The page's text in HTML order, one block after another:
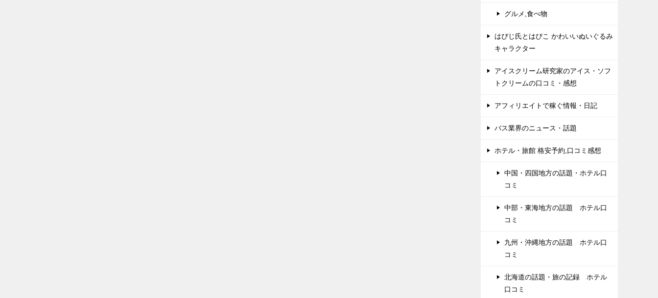
グルメ,食べ物
はぴじ氏とはぴこ かわいいぬいぐるみ
キャラクター
アイスクリーム研究家のアイス・ソフ
トクリームの口コミ・感想
アフィリエイトで稼ぐ情報・日記
バス業界のニュース・話題
ホテル・旅館 格安予約,口コミ感想
中国・四国地方の話題・ホテル口
コミ
中部・東海地方の話題 ホテル口
コミ
九州・沖縄地方の話題 ホテル口
コミ
北海道の話題・旅の記録 ホテル
口コミ